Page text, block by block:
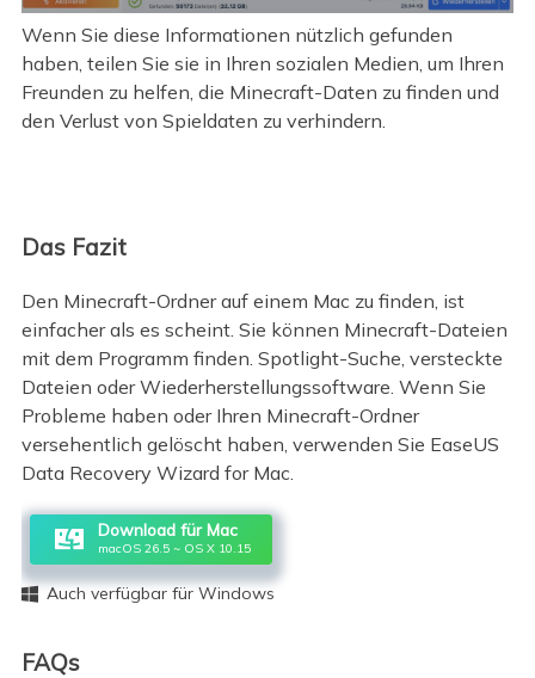
Wenn Sie diese Informationen nützlich gefunden
haben, teilen Sie sie in Ihren sozialen Medien, um Ihren
Freunden zu helfen, die Minecraft-Daten zu finden und
den Verlust von Spieldaten zu verhindern.
Das Fazit
Den Minecraft-Ordner auf einem Mac zu finden, ist
einfacher als es scheint. Sie können Minecraft-Dateien
mit dem Programm finden. Spotlight-Suche, versteckte
Dateien oder Wiederherstellungssoftware. Wenn Sie
Probleme haben oder Ihren Minecraft-Ordner
versehentlich gelöscht haben, verwenden Sie EaseUS
Data Recovery Wizard for Mac.
Download für Mac
macOS 26.5 ~ OS X 10.15
 Auch verfügbar für Windows
FAQs